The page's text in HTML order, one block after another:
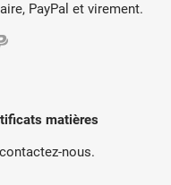
PayPal et virement.
matières
nous.